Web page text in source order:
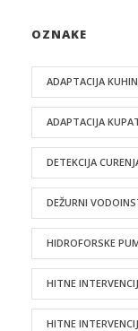
OZNAKE
ADAPTACIJA
ADAPTACIJA
DETEKCIJA
DEŽURNI
HIDROFORSKE
HITNE
HITNE